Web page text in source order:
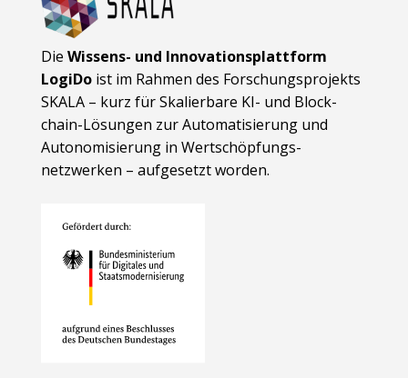
Die Wissens- und Innovationsplattform
LogiDoist im Rahmen des Forschungsprojekts
SKALA – kurz für Skalierbare KI- und Block­
chain-Lösungen zur Automatisierung und
Autonomisierung in Wert­schöpfungs­
netzwerken – aufgesetzt worden.